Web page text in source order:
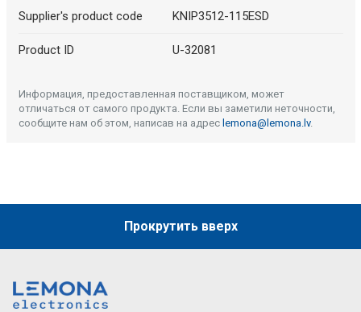
Supplier's product code KNIP3512-115ESD
Product ID U-32081
Информация, предоставленная поставщиком, может
отличаться от самого продукта. Если вы заметили неточности,
сообщите нам об этом, написав на адрес lemona@lemona.lv.
Прокрутить вверх